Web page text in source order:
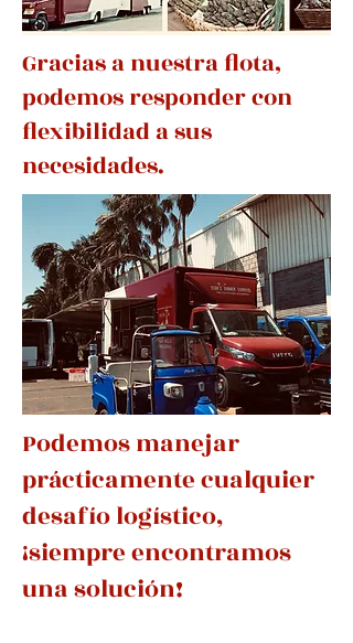
Gracias a nuestra flota,
podemos responder con
flexibilidad a sus
necesidades.
Podemos manejar
prácticamente cualquier
desafío logístico,
¡siempre encontramos
una solución!